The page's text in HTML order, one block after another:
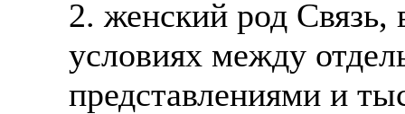
2. женский род
условиях между
представлениями и